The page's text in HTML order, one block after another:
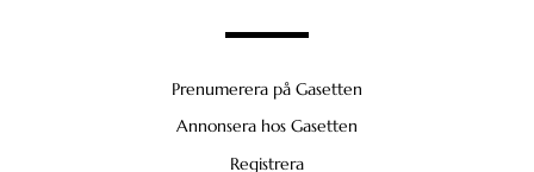
Prenumerera på Gasetten
Annonsera hos Gasetten
Registrera